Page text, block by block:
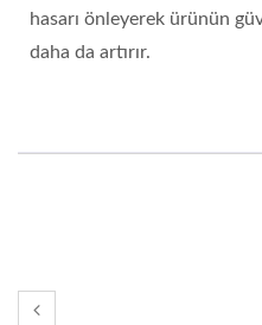
hasarı önleyerek ürünün
daha da artırır.